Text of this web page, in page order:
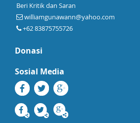
Beri Kritik dan Saran
williamgunawann@yahoo.com
+62 83875755726
Donasi
Sosial Media